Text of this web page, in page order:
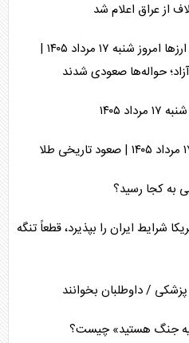
از عراق اعلام شد
آخرین قیمت دلار، یورو و سایر ارز‌ها امروز شنبه ۱۷ مرداد ۱۴۰۵ |
حواله‌ها صعودی شدند
۱۴۰۵
به کجا رسید؟
شرایط ایران را بپذیرد، قطعاً تنگه
/ داوطلبان بخوانند
جنگ هستید» چیست؟